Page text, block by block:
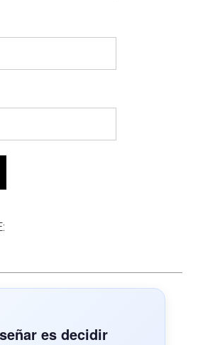
es decidir